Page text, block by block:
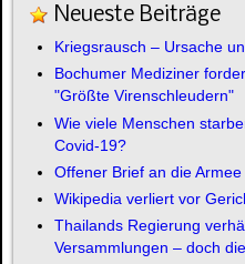
Neueste Beiträge
Kriegsrausch – Ursache
Bochumer Mediziner
"Größte Virenschleudern"
Wie viele Menschen
Covid-19?
Offener Brief an die Armee
Wikipedia verliert vor
Thailands Regierung
Versammlungen – doch